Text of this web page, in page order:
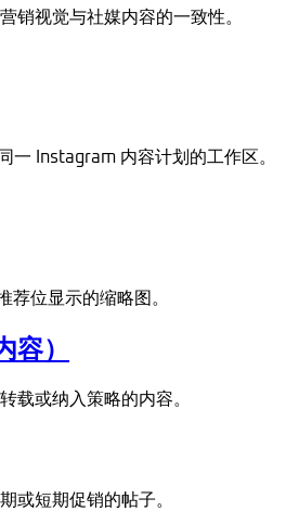
销视觉与社媒内容的一致性。
一 Instagram 内容计划的工作区。
荐位显示的缩略图。
容）
载或纳入策略的内容。
或短期促销的帖子。